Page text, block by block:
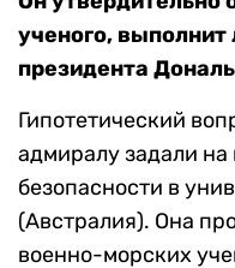
ученого, выполнит
президента
Гипотетический
адмиралу задали
безопасности в
(Австралия). Она
военно-морских